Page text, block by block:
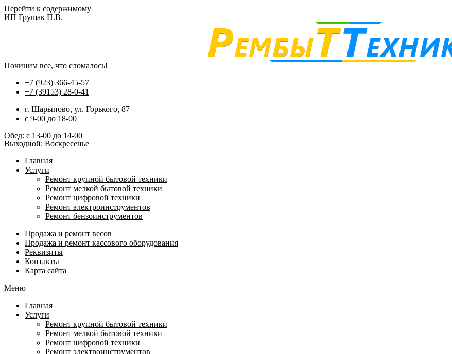
Перейти к содержимому
ИП Грущак П.В.
Починим все, что сломалось!
+7 (923) 366-45-57
+7 (39153) 28-0-41
г. Шарыпово, ул. Горького, 87
c 9-00 до 18-00
Обед: с 13-00 до 14-00
Выходной: Воскресенье
Главная
Услуги
Ремонт крупной бытовой техники
Ремонт мелкой бытовой техники
Ремонт цифровой техники
Ремонт электроинструментов​
Ремонт бензоинструментов
Продажа и ремонт весов
Продажа и ремонт кассового оборудования
Реквизиты
Контакты
Карта сайта
Меню
Главная
Услуги
Ремонт крупной бытовой техники
Ремонт мелкой бытовой техники
Ремонт цифровой техники
Ремонт электроинструментов​